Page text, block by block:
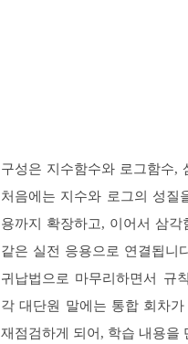
구성은 지수함수와 로그함수,
처음에는 지수와 로그의 성질
용까지 확장하고, 이어서 삼
같은 실전 응용으로 연결됩니
귀납법으로 마무리하면서 규
각 대단원 말에는 통합 회차
재점검하게 되어, 학습 내용을